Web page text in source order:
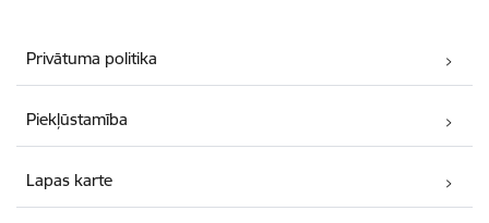
Privātuma politika
Piekļūstamība
Lapas karte